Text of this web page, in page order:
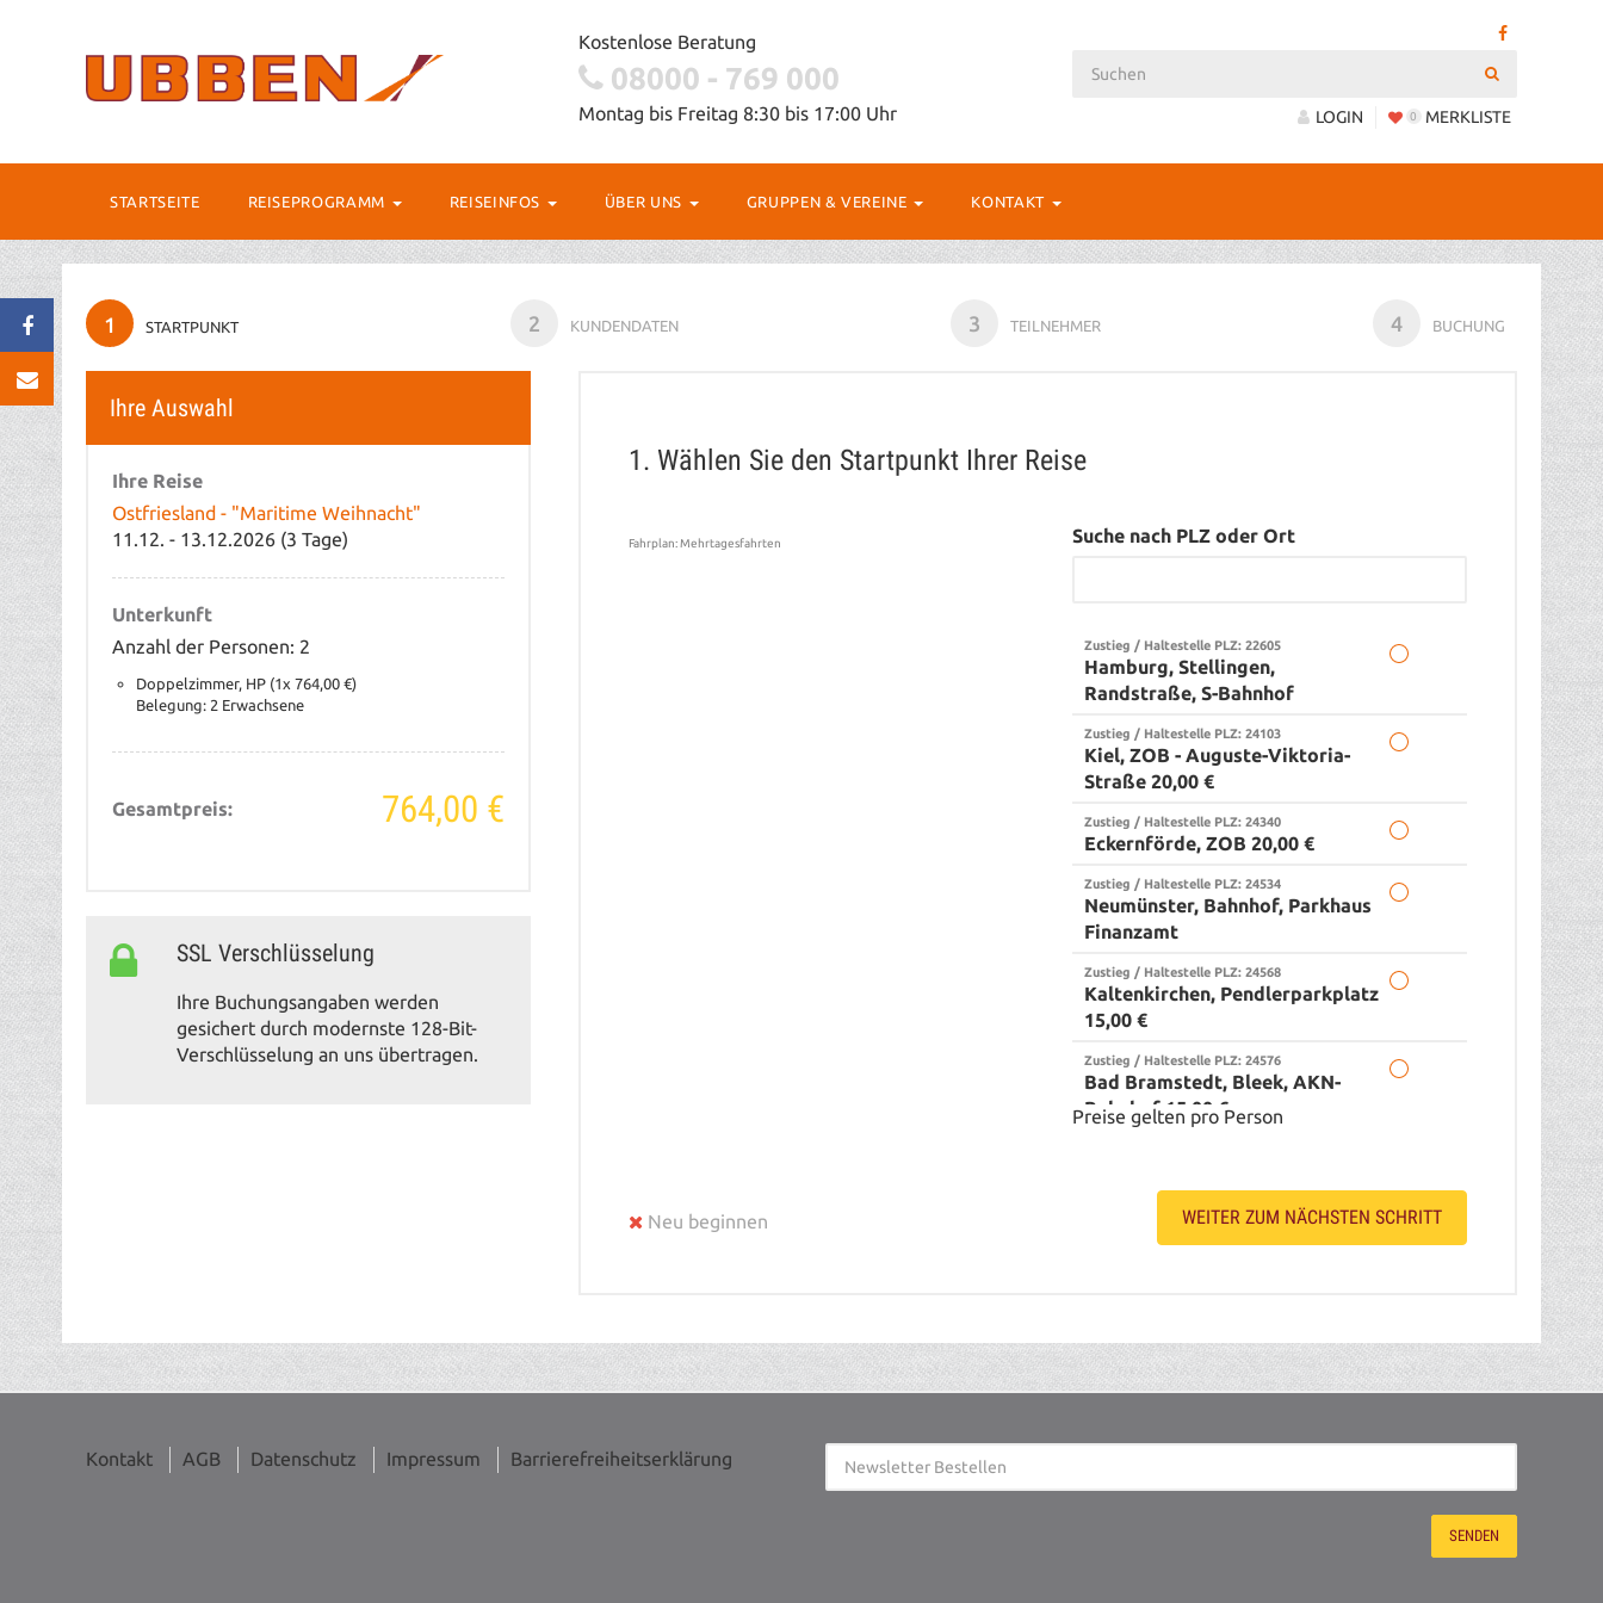
Kostenlose Beratung
08000 - 769 000
Montag bis Freitag 8:30 bis 17:00 Uhr LOGIN 0 MERKLISTE
STARTSEITE REISEPROGRAMM REISEINFOS ÜBER UNS GRUPPEN & VEREINE KONTAKT
1 STARTPUNKT 2 KUNDENDATEN 3 TEILNEHMER 4 BUCHUNG
1. Wählen Sie den Startpunkt Ihrer Reise
Fahrplan: Mehrtagesfahrten Suche nach PLZ oder Ort
Zustieg / Haltestelle PLZ: 22605
Hamburg, Stellingen,
Randstraße, S-Bahnhof
Zustieg / Haltestelle PLZ: 24103
Kiel, ZOB - Auguste-Viktoria-
Straße 20,00 €
Zustieg / Haltestelle PLZ: 24340
Eckernförde, ZOB 20,00 €
Zustieg / Haltestelle PLZ: 24534
Neumünster, Bahnhof, Parkhaus
Finanzamt
Zustieg / Haltestelle PLZ: 24568
Kaltenkirchen, Pendlerparkplatz
15,00 €
Zustieg / Haltestelle PLZ: 24576
Bad Bramstedt, Bleek, AKN-
Bahnhof 15,00 €
20, Betriebshof UBBEN
Zustieg / Haltestelle PLZ: 24594
Haus zu Haus Service, Haus zu
Haus Service (ab 41 Km ab
Rendsburg, ZOB
Preise gelten pro Person
WEITER ZUM NÄCHSTEN SCHRITT
Neu beginnen
Ihre Auswahl
Ihre Reise
Ostfriesland - "Maritime Weihnacht"
11.12. - 13.12.2026 (3 Tage)
Unterkunft
Anzahl der Personen: 2
Doppelzimmer, HP (1x 764,00 €)
Belegung: 2 Erwachsene
Gesamtpreis: 764,00 €
SSL Verschlüsselung
Ihre Buchungsangaben werden
gesichert durch modernste 128-Bit-
Verschlüsselung an uns übertragen.
Kontakt AGB Datenschutz Impressum Barrierefreiheitserklärung